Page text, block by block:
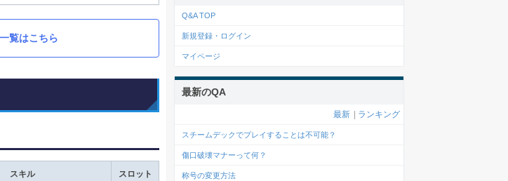
覧はこちら
スキル スロット
Q&A TOP
新規登録・ログイン
マイページ
最新のQA
最新 ランキング
スチームデックでプレイすることは不可能？
傷口破壊マナーって何？
称号の変更方法